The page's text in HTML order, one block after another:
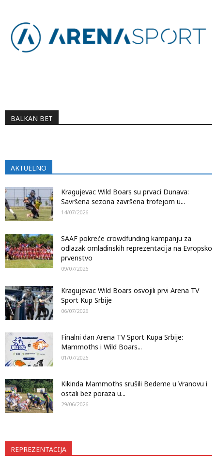
BALKAN BET
AKTUELNO
Kragujevac Wild Boars su prvaci Dunava:
Savršena sezona završena trofejom u...
14/07/2026
SAAF pokreće crowdfunding kampanju za
odlazak omladinskih reprezentacija na Evropsko
prvenstvo
09/07/2026
Kragujevac Wild Boars osvojili prvi Arena TV
Sport Kup Srbije
06/07/2026
Finalni dan Arena TV Sport Kupa Srbije:
Mammoths i Wild Boars...
01/07/2026
Kikinda Mammoths srušili Bedeme u Vranovu i
ostali bez poraza u...
29/06/2026
REPREZENTACIJA